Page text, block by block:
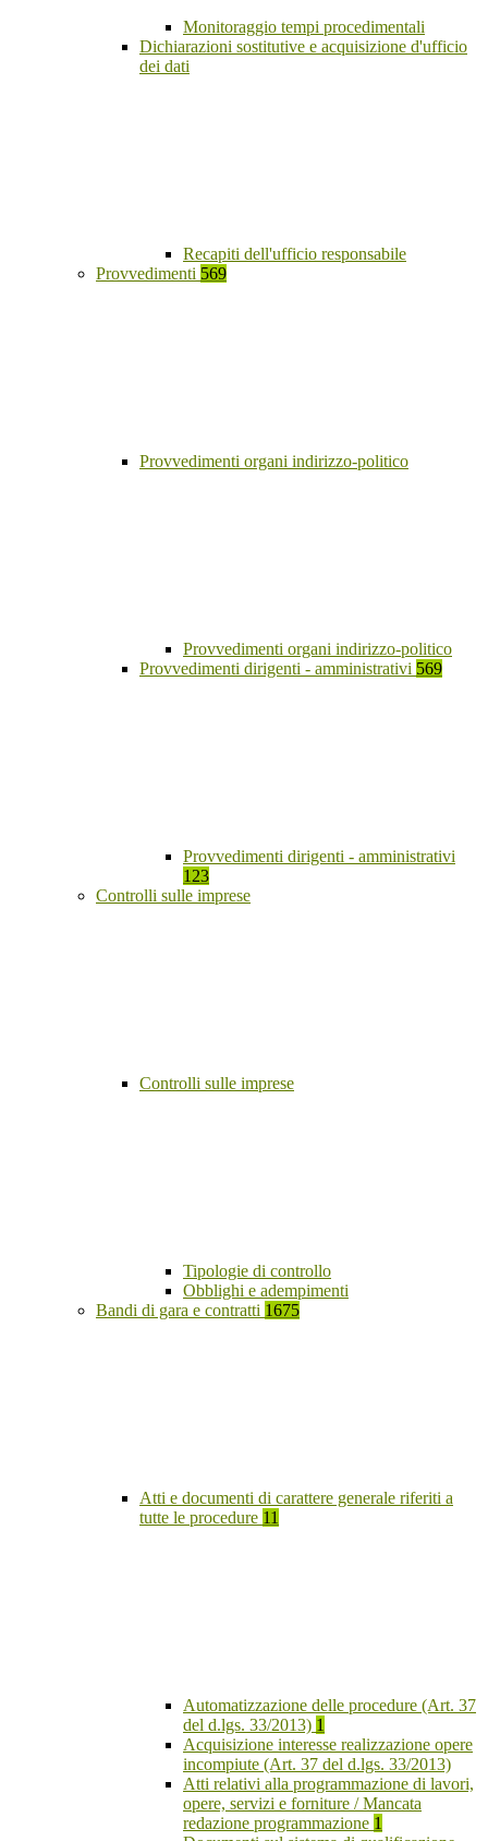
Monitoraggio tempi procedimentali
Dichiarazioni sostitutive e acquisizione d'ufficio
dei dati
Recapiti dell'ufficio responsabile
Provvedimenti 569
Provvedimenti organi indirizzo-politico
Provvedimenti organi indirizzo-politico
Provvedimenti dirigenti - amministrativi 569
Provvedimenti dirigenti - amministrativi
123
Controlli sulle imprese
Controlli sulle imprese
Tipologie di controllo
Obblighi e adempimenti
Bandi di gara e contratti 1675
Atti e documenti di carattere generale riferiti a
tutte le procedure 11
Automatizzazione delle procedure (Art. 37
del d.lgs. 33/2013) 1
Acquisizione interesse realizzazione opere
incompiute (Art. 37 del d.lgs. 33/2013)
Atti relativi alla programmazione di lavori,
opere, servizi e forniture / Mancata
redazione programmazione 1